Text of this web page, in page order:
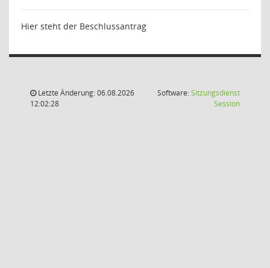
Hier steht der Beschlussantrag
Letzte Änderung: 06.08.2026
12:02:28
Software:Sitzungsdienst
Session(Wird in